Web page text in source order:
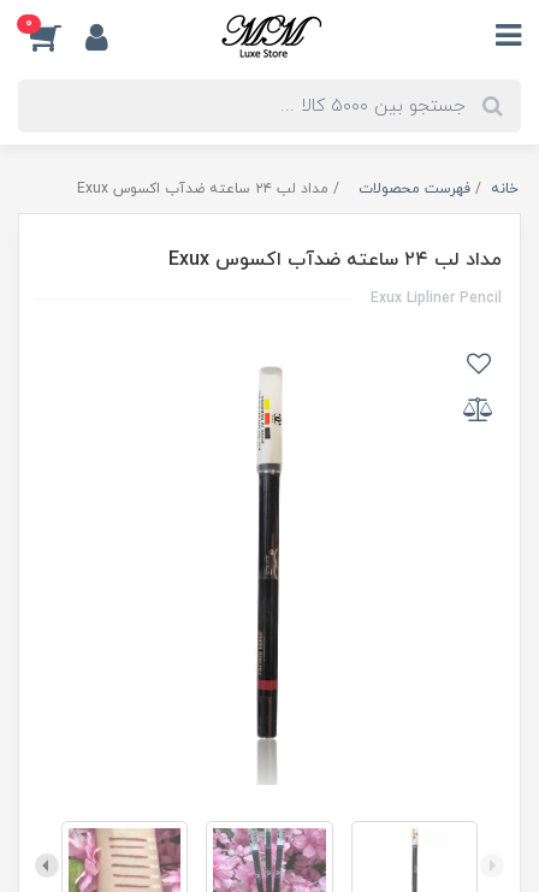
0
خانه فهرست محصولات مداد لب ۲۴ ساعته ضدآب اکسوس Exux
مداد لب ۲۴ ساعته ضدآب اکسوس Exux
Exux Lipliner Pencil